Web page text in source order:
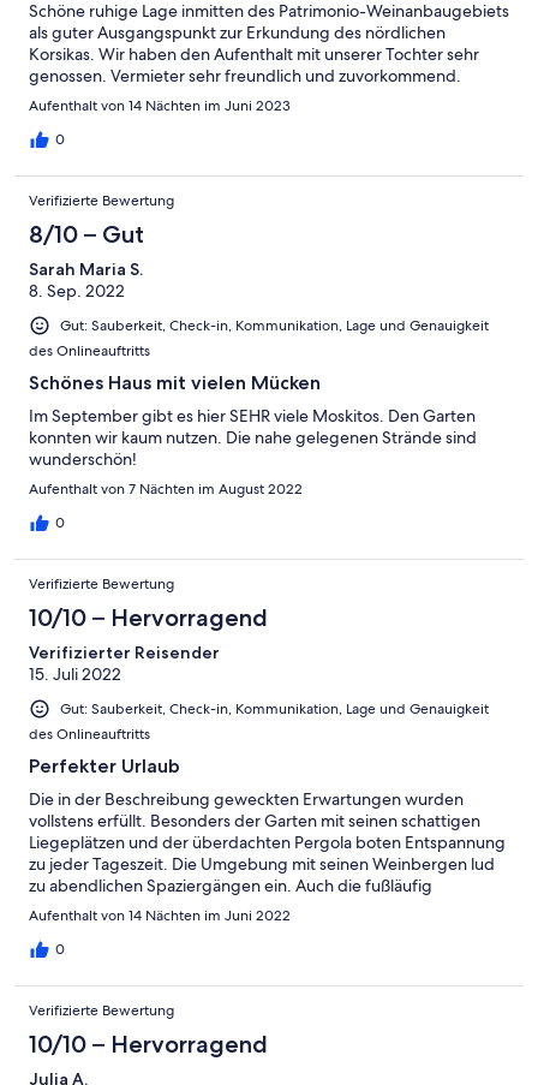
Schöne ruhige Lage inmitten des Patrimonio-Weinanbaugebiets
als guter Ausgangspunkt zur Erkundung des nördlichen
Korsikas. Wir haben den Aufenthalt mit unserer Tochter sehr
genossen. Vermieter sehr freundlich und zuvorkommend.
Aufenthalt von 14 Nächten im Juni 2023
0
Verifizierte Bewertung
8/10 – Gut
Sarah Maria S.
8. Sep. 2022
Gut: Sauberkeit, Check-in, Kommunikation, Lage und Genauigkeit
des Onlineauftritts
Schönes Haus mit vielen Mücken
Im September gibt es hier SEHR viele Moskitos. Den Garten
konnten wir kaum nutzen. Die nahe gelegenen Strände sind
wunderschön!
Aufenthalt von 7 Nächten im August 2022
0
Verifizierte Bewertung
10/10 – Hervorragend
Verifizierter Reisender
15. Juli 2022
Gut: Sauberkeit, Check-in, Kommunikation, Lage und Genauigkeit
des Onlineauftritts
Perfekter Urlaub
Die in der Beschreibung geweckten Erwartungen wurden
vollstens erfüllt. Besonders der Garten mit seinen schattigen
Liegeplätzen und der überdachten Pergola boten Entspannung
zu jeder Tageszeit. Die Umgebung mit seinen Weinbergen lud
zu abendlichen Spaziergängen ein. Auch die fußläufig
erreichbaren Restaurants (z.B. Batlarvin mit grandioser Aussicht
und Alain waren überaus hilfsbereit, insbesondere als wir am
Aufenthalt von 14 Nächten im Juni 2022
0
Verifizierte Bewertung
10/10 – Hervorragend
Julia A.